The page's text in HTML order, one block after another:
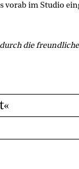
vorab im Studio
die